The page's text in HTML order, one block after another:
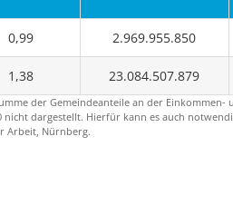
0,99 2.969.955.850
1,38 23.084.507.879
der Gemeindeanteile an der
dargestellt. Hierfür kann es auch
Arbeit, Nürnberg.